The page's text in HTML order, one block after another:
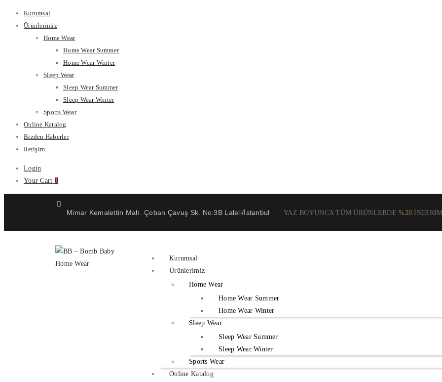
Kurumsal
Ürünlerimiz
Home Wear
Home Wear Summer
Home Wear Winter
Sleep Wear
Sleep Wear Summer
Sleep Wear Winter
Sports Wear
Online Katalog
Bizden Haberler
İletişim
Login
Your Cart 0
Mimar Kemalettin Mah. Çoban Çavuş Sk. No:3B Laleli/İstanbul YAZ BOYUNCA TÜM ÜRÜNLERDE%20
Kurumsal
Ürünlerimiz
Home Wear
Home Wear Summer
Home Wear Winter
Sleep Wear
Sleep Wear Summer
Sleep Wear Winter
Sports Wear
Online Katalog